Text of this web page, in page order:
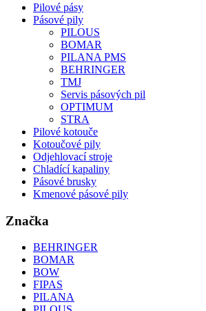
Pilové pásy
Pásové pily
PILOUS
BOMAR
PILANA PMS
BEHRINGER
TMJ
Servis pásových pil
OPTIMUM
STRA
Pilové kotouče
Kotoučové pily
Odjehlovací stroje
Chladící kapaliny
Pásové brusky
Kmenové pásové pily
Značka
BEHRINGER
BOMAR
BOW
FIPAS
PILANA